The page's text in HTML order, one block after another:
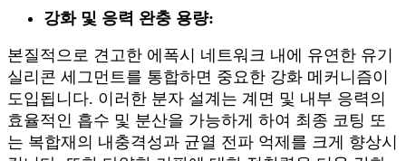
강화 및 응력 완충 용량:
본질적으로 견고한 에폭시 네트워크 내에 유연한 유기
실리콘 세그먼트를 통합하면 중요한 강화 메커니즘이
도입됩니다. 이러한 분자 설계는 계면 및 내부 응력의
효율적인 흡수 및 분산을 가능하게 하여 최종 코팅 또
는 복합재의 내충격성과 균열 전파 억제를 크게 향상시